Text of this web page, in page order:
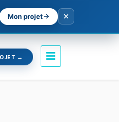
Mon projet